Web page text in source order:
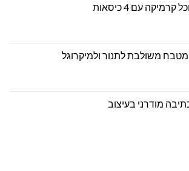
קרמיקה עם 4 כיסאות
מטבח משולבת לתנור ולמיקרוגל
מודרני בעיצוב